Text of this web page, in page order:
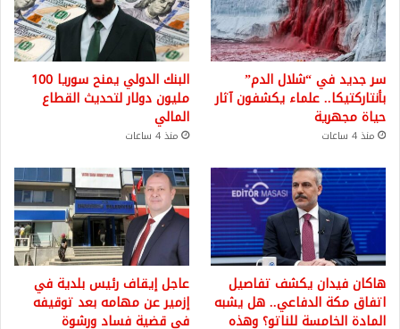
سر جديد في “شلال الدم”
بأنتاركتيكا.. علماء يكشفون آثار
حياة مجهرية
منذ 4 ساعات
البنك الدولي يمنح سوريا 100
مليون دولار لتحديث القطاع
المالي
منذ 4 ساعات
هاكان فيدان يكشف تفاصيل
اتفاق مكة الدفاعي.. هل يشبه
المادة الخامسة للناتو؟ وهذه
عاجل إيقاف رئيس بلدية في
إزمير عن مهامه بعد توقيفه
في قضية فساد ورشوة